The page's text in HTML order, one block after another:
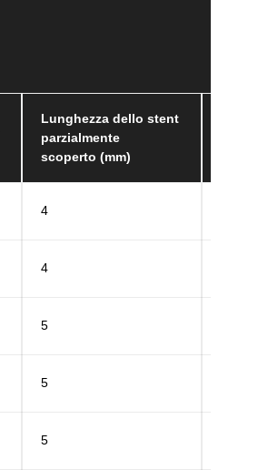
Lunghezza dello stent
parzialmente
scoperto (mm)
4
4
5
5
5